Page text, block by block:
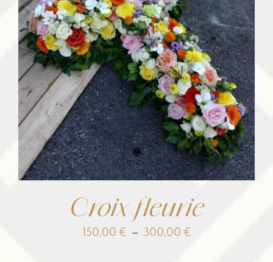
Croix fleurie
150,00 € – 300,00 €Plage